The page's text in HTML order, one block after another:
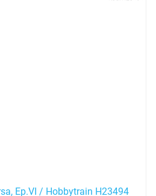
Ep.VI / Hobbytrain H23494